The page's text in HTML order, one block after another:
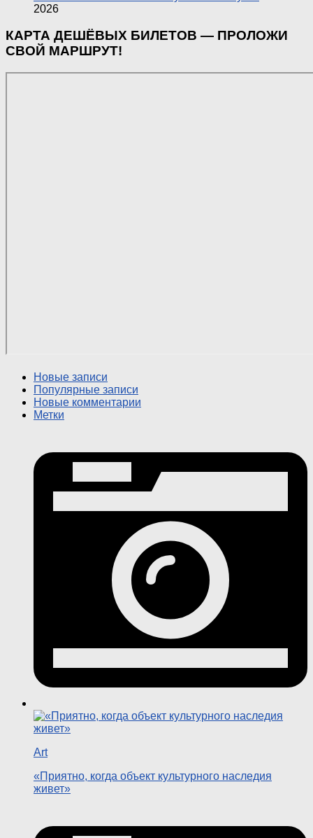
2026
КАРТА ДЕШЁВЫХ БИЛЕТОВ — ПРОЛОЖИ
СВОЙ МАРШРУТ!
Новые записи
Популярные записи
Новые комментарии
Метки
Art
«Приятно, когда объект культурного наследия
живет»